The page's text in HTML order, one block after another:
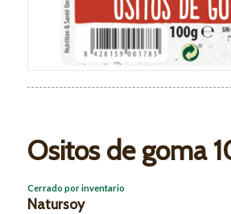
Ositos de goma
Cerrado por inventario
Natursoy